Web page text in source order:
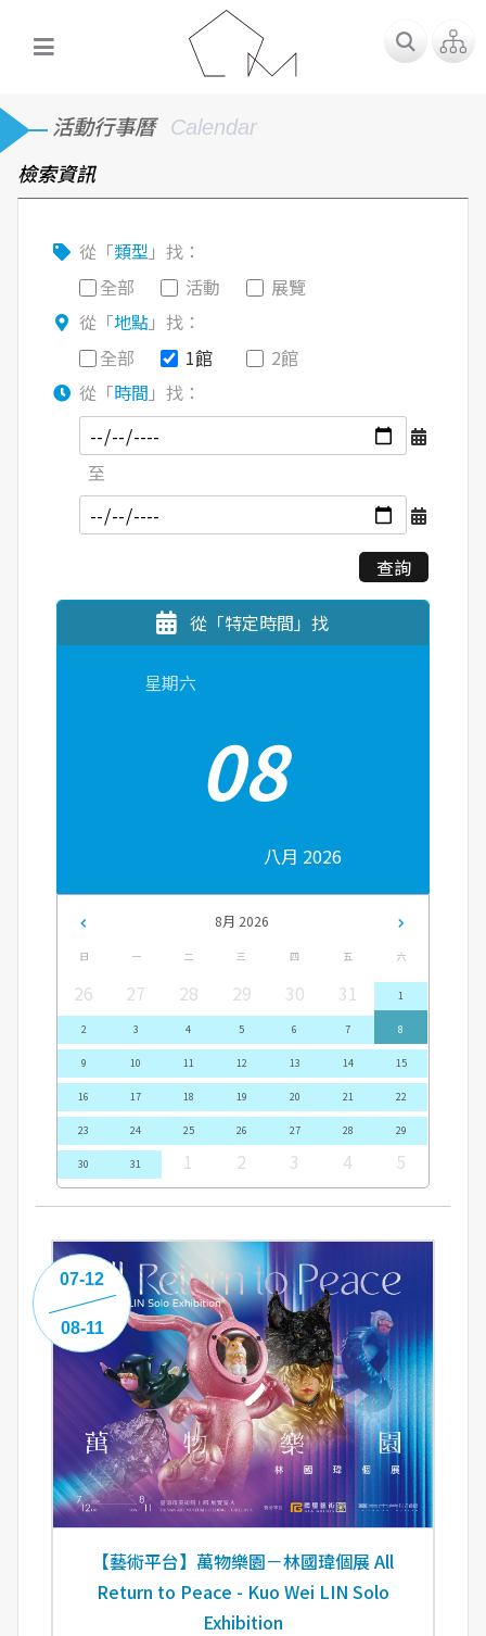
活動行事曆 Calendar
檢索資訊
從「類型」找：
全部
活動
展覽
從「地點」找：
全部
1館
2館
從「時間 」找：
至
查詢
從「特定時間」找
星期六
08
八月 2026
8月 2026
日 一 二 三 四 五 六
26 27 28 29 30 31 1
2 3 4 5 6 7 8
9 10 11 12 13 14 15
16 17 18 19 20 21 22
23 24 25 26 27 28 29
30 31 1 2 3 4 5
【藝術平台】萬物樂園－林國瑋個展 All
Return to Peace - Kuo Wei LIN Solo
Exhibition
07-12
08-11